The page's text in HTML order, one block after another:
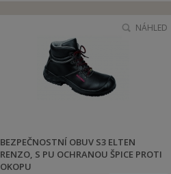
BEZPEČNOSTNÍ OBUV S3 ELTEN
RENZO, S PU OCHRANOU ŠPICE PROTI
OKOPU
NÁHLED